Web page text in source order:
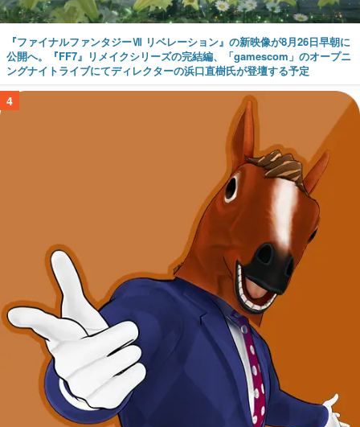
『ファイナルファンタジーⅦ リベレーション』の新映像が8月26日早朝に
公開へ。『FF7』リメイクシリーズの完結編、「gamescom」のオープニ
ングナイトライブにてディレクターの浜口直樹氏が登壇する予定
4